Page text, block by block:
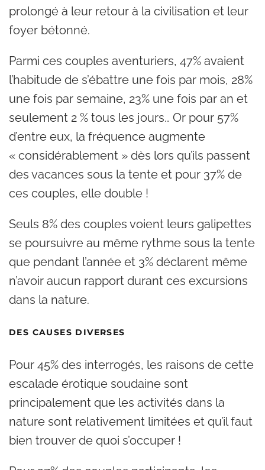
prolongé à leur retour à la civilisation et leur
foyer bétonné.
Parmi ces couples aventuriers, 47% avaient
l’habitude de s’ébattre une fois par mois, 28%
une fois par semaine, 23% une fois par an et
seulement 2 % tous les jours… Or pour 57%
d’entre eux, la fréquence augmente
« considérablement » dès lors qu’ils passent
des vacances sous la tente et pour 37% de
ces couples, elle double !
Seuls 8% des couples voient leurs galipettes
se poursuivre au même rythme sous la tente
que pendant l’année et 3% déclarent même
n’avoir aucun rapport durant ces excursions
dans la nature.
DES CAUSES DIVERSES
Pour 45% des interrogés, les raisons de cette
escalade érotique soudaine sont
principalement que les activités dans la
nature sont relativement limitées et qu’il faut
bien trouver de quoi s’occuper !